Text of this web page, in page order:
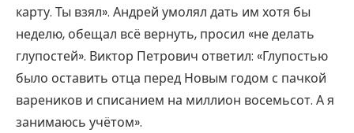
карту. Ты взял». Андрей умолял дать им хотя бы
неделю, обещал всё вернуть, просил «не делать
глупостей». Виктор Петрович ответил: «Глупостью
было оставить отца перед Новым годом с пачкой
вареников и списанием на миллион восемьсот. А я
занимаюсь учётом».